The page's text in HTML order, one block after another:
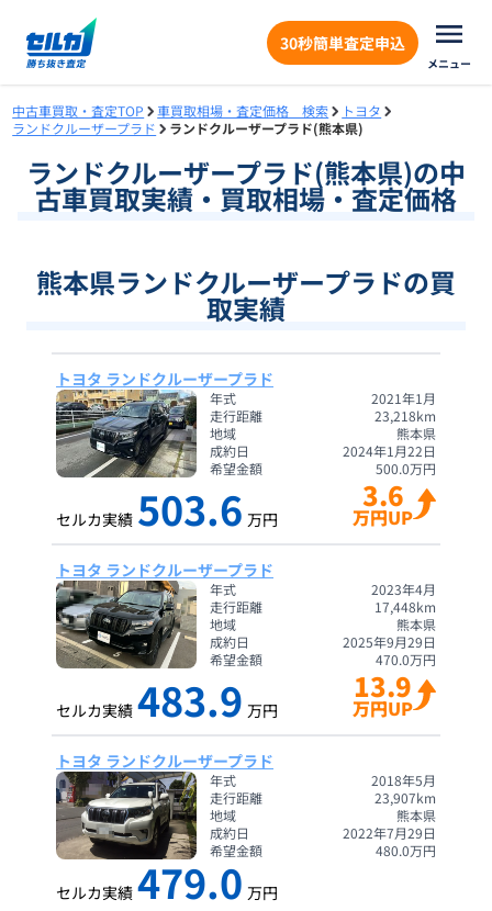
30秒簡単査定申込
メニュー
中古車買取・査定TOP 車買取相場・査定価格 検索
トヨタ
ランドクルーザープラド
ランドクルーザープラド(熊本県)
ランドクルーザープラド(熊本県)の中
古車買取実績・買取相場・査定価格
熊本県ランドクルーザープラドの買
取実績
トヨタ ランドクルーザープラド
年式
2021年1月
走行距離
23,218km
地域
熊本県
成約日
2024年1月22日
希望金額
500.0万円
セルカ実績 503.6 万円
3.6
万円UP
トヨタ ランドクルーザープラド
年式
2023年4月
走行距離
17,448km
地域
熊本県
成約日
2025年9月29日
希望金額
470.0万円
セルカ実績 483.9 万円
13.9
万円UP
トヨタ ランドクルーザープラド
年式
2018年5月
走行距離
23,907km
地域
熊本県
成約日
2022年7月29日
希望金額
480.0万円
セルカ実績 479.0 万円